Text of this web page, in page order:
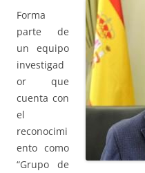
Forma
parte de
un equipo
investigad
or que
cuenta con
el
reconocimi
ento como
“Grupo de